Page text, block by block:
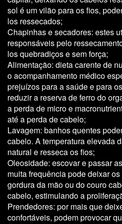
sol é umvilãopara os fios,
los ressecados;
Chapinhas e secadores: estes
responsáveis pelo
los quebradiços e sem força;
Alimentação: dietacarente de
o acompanhamento médico
prejuízospara a saúde e para
reduzir a reserva de ferro do
a perda de micro e
até a perda de cabelo;
Lavagem: banhos quentes
cabelo. A temperatura elevada
natural e resseca os fios;
Oleosidade: escovar e passar
muita frequência pode deixar
gordura da mão ou do couro
cabelo, estimulando a
Prendedores: por mais que
confortáveis, podem provocar